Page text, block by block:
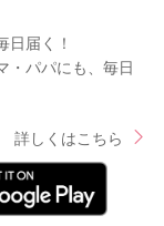
日届く！
・パパにも、毎日
詳しくはこちら